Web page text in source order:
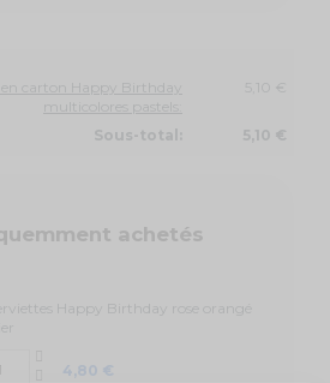
en carton Happy Birthday
multicolores pastels:
5,10 €
Sous-total: 5,10 €
achetés
Happy Birthday rose orangé
4,80 €